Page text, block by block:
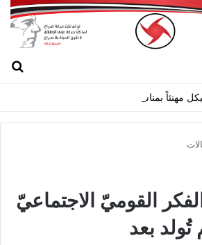
مهنئاً بمناسبة عيد الجيش
القوميّ الاجتماعيّ
تُولد بعد